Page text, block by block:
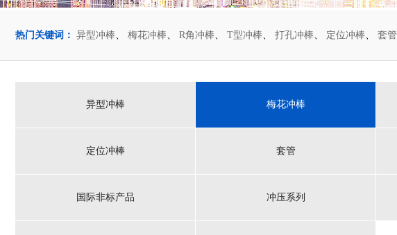
热门关键词： 异型冲棒、 梅花冲棒、 R角冲棒、 T型冲棒、 打孔冲棒、 定位冲棒、 套管
异型冲棒 梅花冲棒
定位冲棒 套管
国际非标产品 冲压系列